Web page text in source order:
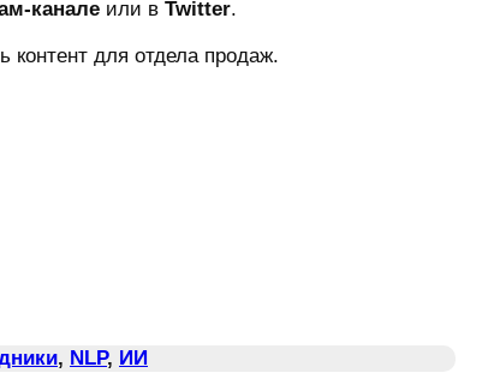
канале или в Twitter.
контент для отдела продаж.
, NLP, ИИ